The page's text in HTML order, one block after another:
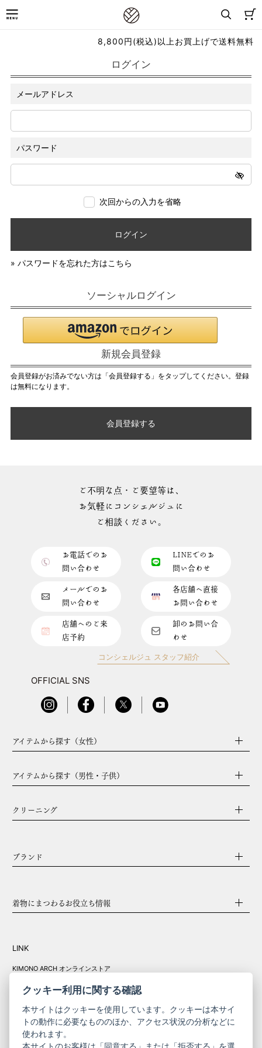
8,800円(税込)以上お買上げで送料無料
ログイン
メールアドレス
パスワード
次回からの入力を省略
ログイン
» パスワードを忘れた方はこちら
ソーシャルログイン
新規会員登録
会員登録がお済みでない方は「会員登録する」をタップしてください。登録
は無料になります。
会員登録する
ご不明な点・ご要望等は、
お気軽にコンシェルジュに
ご相談ください。
お電話でのお
問い合わせ
LINEでのお
問い合わせ
メールでのお
問い合わせ
各店舗へ直接
お問い合わせ
店舗へのご来
店予約
卸のお問い合
わせ
コンシェルジュ スタッフ紹介
OFFICIAL SNS
アイテムから探す（女性）
アイテムから探す（男性・子供）
クリーニング
ブランド
着物にまつわるお役立ち情報
LINK
KIMONO ARCH オンラインストア
きものやまと振
クッキー利用に関する確認
本サイトはクッキーを使用しています。クッキーは本サイ
トの動作に必要なもののほか、アクセス状況の分析などに
使われます。
本サイトのお客様は「同意する」または「拒否する」を選